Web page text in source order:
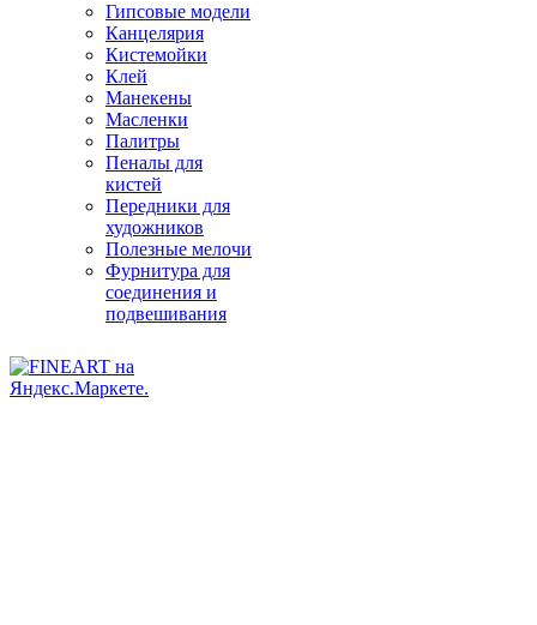
Гипсовые модели
Канцелярия
Кистемойки
Клей
Манекены
Масленки
Палитры
Пеналы для
кистей
Передники для
художников
Полезные мелочи
Фурнитура для
соединения и
подвешивания